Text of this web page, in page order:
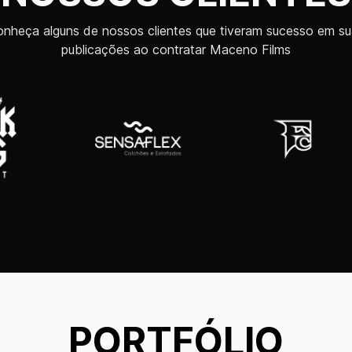
alguns de nossos clientes que tiveram sucesso em
publicações ao contratar Maceno Films
PORTFÓLIO